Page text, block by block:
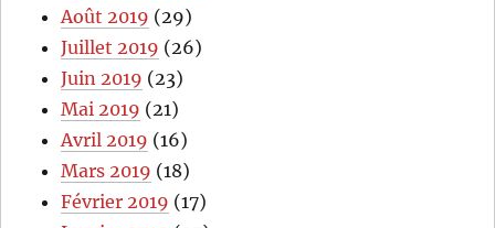
Août 2019 (29)
Juillet 2019 (26)
Juin 2019 (23)
Mai 2019 (21)
Avril 2019 (16)
Mars 2019 (18)
Février 2019 (17)